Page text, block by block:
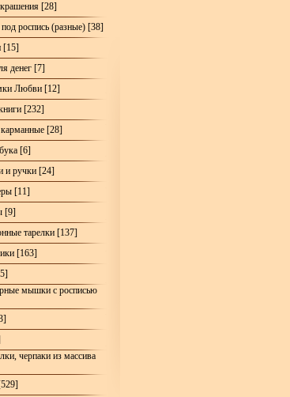
[28]
под роспись (разные) [38]
[15]
денег [7]
Любви [12]
[232]
карманные [28]
[6]
и ручки [24]
[11]
[9]
тарелки [137]
[163]
мышки с росписью
черпаки из массива